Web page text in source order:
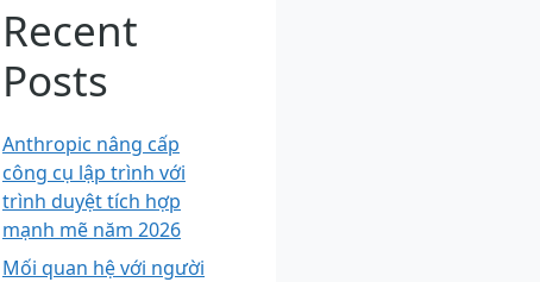
Recent
Posts
Anthropic nâng cấp
công cụ lập trình với
trình duyệt tích hợp
mạnh mẽ năm 2026
Mối quan hệ với người